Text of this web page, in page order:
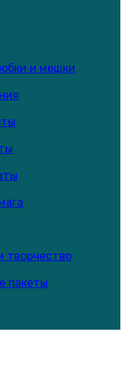
и мешки
творчество
пакеты